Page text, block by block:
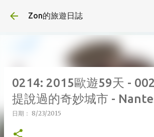
Zon的旅遊日誌
0214: 2015歐遊59天 -
提說過的奇妙城市 -
日期： 8/23/2015